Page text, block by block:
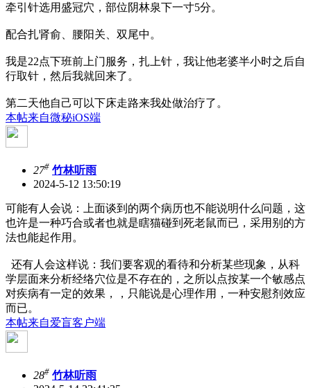
牵引针选用盛冠穴，部位阴林泉下一寸5分。
配合扎肾俞、腰阳关、双尾中。
我是22点下班前上门服务，扎上针，我让他老婆半小时之后自
行取针，然后我就回来了。
第二天他自己可以下床走路来我处做治疗了。
本帖来自微秘iOS端
27# 竹林听雨
2024-5-12 13:50:19
可能有人会说：上面谈到的两个病历也不能说明什么问题，这
也许是一种巧合或者也就是瞎猫碰到死老鼠而已，采用别的方
法也能起作用。
还有人会这样说：我们要客观的看待和分析某些现象，从科
学层面来分析经络穴位是不存在的，之所以点按某一个敏感点
对疾病有一定的效果，，只能说是心理作用，一种安慰剂效应
而已。
本帖来自爱盲客户端
28# 竹林听雨